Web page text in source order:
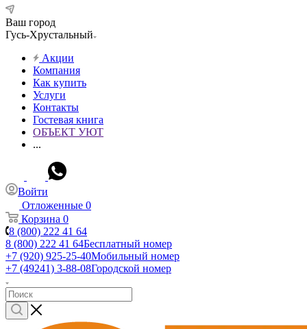
Ваш город
Гусь-Хрустальный
Акции
Компания
Как купить
Услуги
Контакты
Гостевая книга
ОБЪЕКТ УЮТ
...
Войти
Отложенные 0
Корзина 0
8 (800) 222 41 64
8 (800) 222 41 64Бесплатный номер
+7 (920) 925-25-40Мобильный номер
+7 (49241) 3-88-08Городской номер